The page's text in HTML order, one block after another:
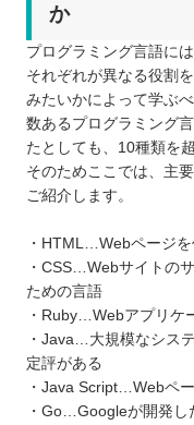
か
プログラミング言語に
それぞれが異なる役割
みたいかによって学ぶ
数あるプログラミング
たとしても、10種類を
そのためここでは、主
ご紹介します。
・HTML…Webページ
・CSS…Webサイトの
ための言語
・Ruby…Webアプリケ
・Java…大規模なシス
定評がある
・Java Script…Webペ
・Go…Googleが開発し